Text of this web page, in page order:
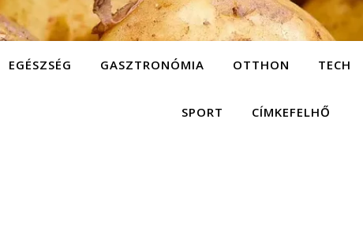
EGÉSZSÉG GASZTRONÓMIA OTTHON TECH
SPORT CÍMKEFELHŐ